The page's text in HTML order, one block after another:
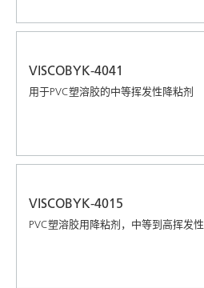
VISCOBYK-4041
用于PVC塑溶胶的中等挥发性降粘剂
VISCOBYK-4015
PVC塑溶胶用降粘剂，中等到高挥发性